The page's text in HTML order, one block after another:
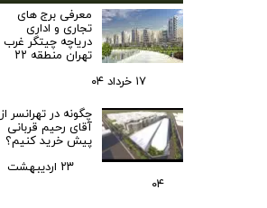
معرفی برج های
تجاری و اداری
دریاچه چیتگر غرب
تهران منطقه ۲۲
۱۷ خرداد ۰۴
چگونه در تهرانسر از
آقای رحیم قربانی
پیش خرید کنیم؟
۲۳ اردیبهشت
۰۴